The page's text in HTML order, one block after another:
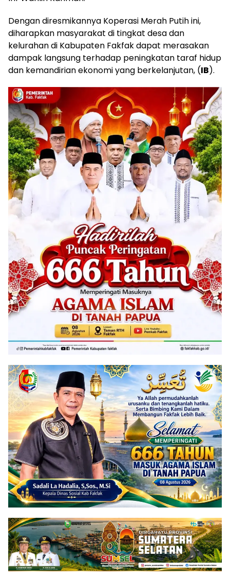
​Dengan diresmikannya Koperasi Merah Putih ini,
diharapkan masyarakat di tingkat desa dan
kelurahan di Kabupaten Fakfak dapat merasakan
dampak langsung terhadap peningkatan taraf hidup
dan kemandirian ekonomi yang berkelanjutan, (IB).